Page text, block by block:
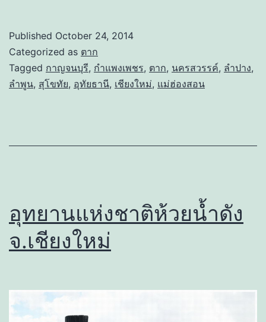
Published October 24, 2014
Categorized as ตาก
Tagged กาญจนบุรี, กำแพงเพชร, ตาก, นครสวรรค์, ลำปาง,
ลำพูน, สุโขทัย, อุทัยธานี, เชียงใหม่, แม่ฮ่องสอน
อุทยานแห่งชาติห้วยน้ำดัง
จ.เชียงใหม่